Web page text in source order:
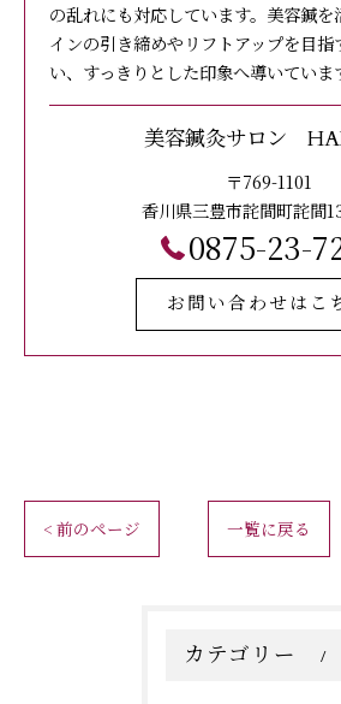
の乱れにも対応しています。美容鍼を
インの引き締めやリフトアップを目
い、すっきりとした印象へ導いていま
美容鍼灸サロン
〒769-1101
香川県三豊市詫間町詫間
0875-23-
お問い合わせはこ
< 前のページ 一覧に戻る
カテゴリー